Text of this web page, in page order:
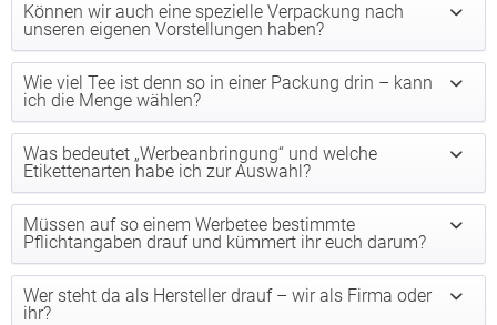
Können wir auch eine spezielle Verpackung nach
unseren eigenen Vorstellungen haben?
Wie viel Tee ist denn so in einer Packung drin – kann
ich die Menge wählen?
Was bedeutet „Werbeanbringung“ und welche
Etikettenarten habe ich zur Auswahl?
Müssen auf so einem Werbetee bestimmte
Pflichtangaben drauf und kümmert ihr euch darum?
Wer steht da als Hersteller drauf – wir als Firma oder
ihr?